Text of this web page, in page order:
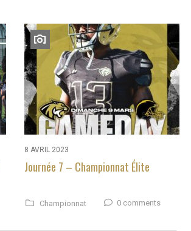
8 AVRIL 2023
Journée 7 – Championnat Élite
Championnat 0 comments